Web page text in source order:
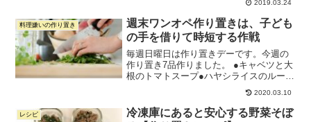
お弁当生活1年半くらいになります。）
夫がかれこれ8年以上使っていたお弁当箱
をなくした...
2019.03.24
料理嫌いの作り置き
週末ワンオペ作り置きは、子ども
の手を借りて時短する作戦
毎週日曜日は作り置きデーです。今週の
作り置き7品作りました。 ●キャベツと大
根のトマトスープ●ハヤシライスのルー
（冷凍して週後半に食べる）●豚とアスパ
ラのソテー●切り干し大根●セロリのマリ
ネ●ブロッコリー（茹でただけ）●ミニト
2020.03.10
レシピ
冷凍庫にあると安心する野菜そぼ